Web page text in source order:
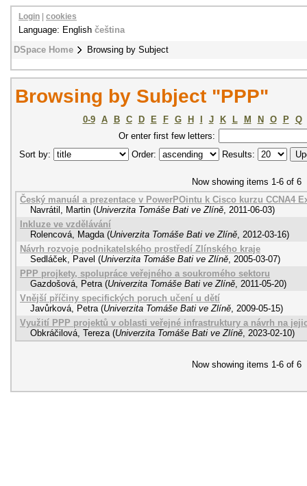
DSpace Home Browsing by Subject
Login cookies
Language: English čeština
Browsing by Subject "PPP"
0-9 A B C D E F G H J K L M N O P
Q
Or enter first few letters:
Sort by:
Order: Results:
Now showing items 1-6 of 6
Český manuál a prezentace v PowerPOintu k Cisco kurzu CCNA4
Navrátil, Martin (Univerzita Tomáše Bati ve Zlíně, 2011-06-03)
Inkluze ve vzdělávání
Rolencová, Magda (Univerzita Tomáše Bati ve Zlíně, 2012-03-16)
Návrh rozvoje podnikatelského prostředí Zlínského kraje
Sedláček, Pavel (Univerzita Tomáše Bati ve Zlíně, 2005-03-07)
PPP projkety, spolupráce veřejného a soukromého sektoru
Gazdošová, Petra (Univerzita Tomáše Bati ve Zlíně, 2011-05-20)
Vnější příčiny specifických poruch učení u dětí
Javůrková, Petra (Univerzita Tomáše Bati ve Zlíně, 2009-05-15)
Využití PPP projektů v oblasti veřejné infrastruktury a návrh na
Obkráčilová, Tereza (Univerzita Tomáše Bati ve Zlíně, 2023-02-10)
Now showing items 1-6 of 6